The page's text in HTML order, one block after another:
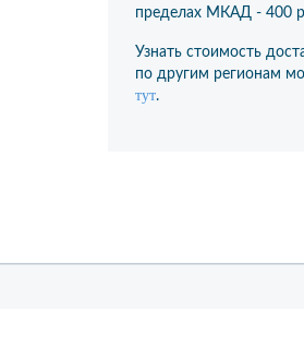
пределах МКАД - 400
Узнать стоимость
по другим регионам
тут.